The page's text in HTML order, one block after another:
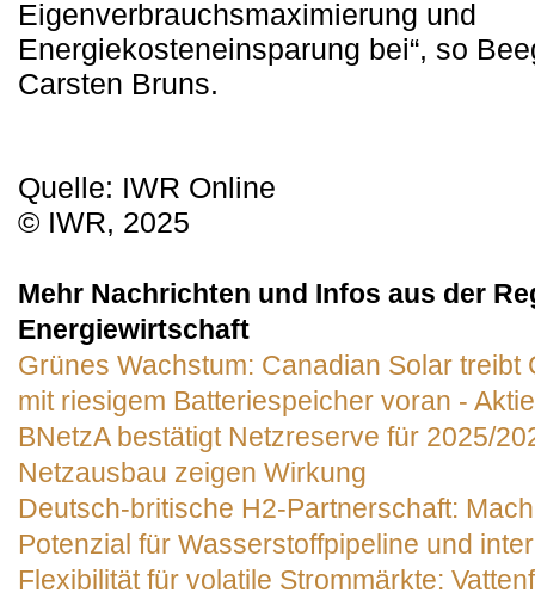
Eigenverbrauchsmaximierung und
Energiekosteneinsparung bei“, so
Carsten Bruns.
Quelle: IWR Online
© IWR, 2025
Mehr Nachrichten und Infos aus der
Energiewirtschaft
Grünes Wachstum: Canadian Solar treibt
mit riesigem Batteriespeicher voran -
BNetzA bestätigt Netzreserve für 2025/
Netzausbau zeigen Wirkung
Deutsch-britische H2-Partnerschaft:
Potenzial für Wasserstoffpipeline und
Flexibilität für volatile Strommärkte: